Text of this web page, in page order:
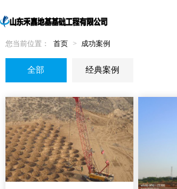
您当前位置： 首页 > 成功案例
全部 经典案例